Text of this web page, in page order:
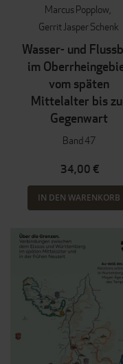
Marcus Popplow
Gerrit Jasper Schenk
Wasser- und
im
vom späten
Mittelalter bis
Gegenwart
Band 47
34,00 €
IN DEN WARENKORB